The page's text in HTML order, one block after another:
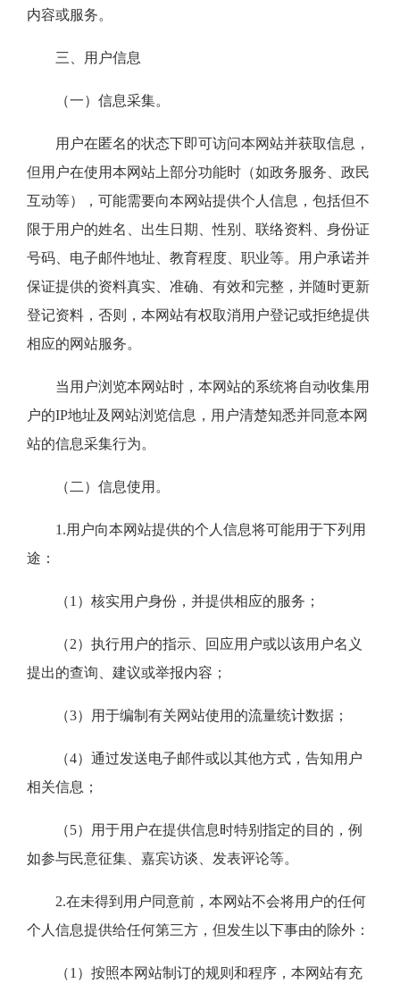
内容或服务。
三、用户信息
（一）信息采集。
用户在匿名的状态下即可访问本网站并获取信息，
但用户在使用本网站上部分功能时（如政务服务、政民
互动等），可能需要向本网站提供个人信息，包括但不
限于用户的姓名、出生日期、性别、联络资料、身份证
号码、电子邮件地址、教育程度、职业等。用户承诺并
保证提供的资料真实、准确、有效和完整，并随时更新
登记资料，否则，本网站有权取消用户登记或拒绝提供
相应的网站服务。
当用户浏览本网站时，本网站的系统将自动收集用
户的IP地址及网站浏览信息，用户清楚知悉并同意本网
站的信息采集行为。
（二）信息使用。
1.用户向本网站提供的个人信息将可能用于下列用
途：
（1）核实用户身份，并提供相应的服务；
（2）执行用户的指示、回应用户或以该用户名义
提出的查询、建议或举报内容；
（3）用于编制有关网站使用的流量统计数据；
（4）通过发送电子邮件或以其他方式，告知用户
相关信息；
（5）用于用户在提供信息时特别指定的目的，例
如参与民意征集、嘉宾访谈、发表评论等。
2.在未得到用户同意前，本网站不会将用户的任何
个人信息提供给任何第三方，但发生以下事由的除外：
（1）按照本网站制订的规则和程序，本网站有充